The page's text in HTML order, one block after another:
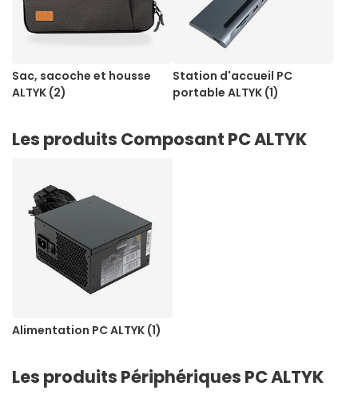
Sac, sacoche et housse
ALTYK (2)
Station d'accueil PC
portable ALTYK (1)
Les produits Composant PC ALTYK
Alimentation PC ALTYK (1)
Les produits Périphériques PC ALTYK